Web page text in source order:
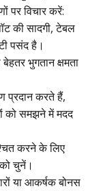
पर विचार करें:
की सादगी, टेबल
पसंद है।
भुगतान क्षमता
प्रदान करते हैं,
को समझने में मदद
करने के लिए
चुनें।
या आकर्षक बोनस